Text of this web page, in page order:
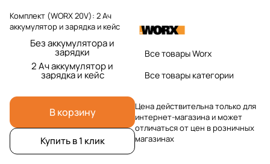
Комплект (WORX 20V): 2 Ач
аккумулятор и зарядка и кейс
Без аккумулятора и
зарядки
2 Ач аккумулятор и
зарядка и кейс
В корзину
Купить в 1 клик
Все товары Worx
Все товары категории
Цена действительна только для
интернет-магазина и может
отличаться от цен в розничных
магазинах